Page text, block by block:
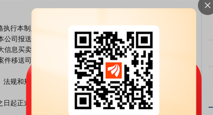
司报送信息，致使公司遭受经济损失的，本公司将依法要求其
息买卖公司证券或建议他人买卖公司证券的，本公司将依法收
移送司法机关处理。